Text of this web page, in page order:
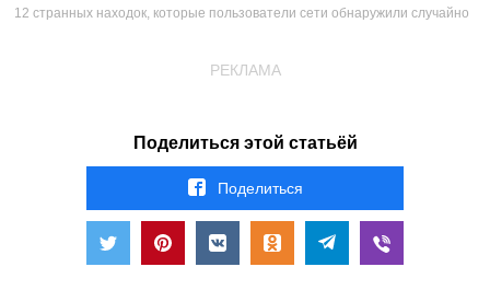
12 странных находок, которые пользователи сети обнаружили случайно
РЕКЛАМА
Поделиться этой статьёй
Поделиться